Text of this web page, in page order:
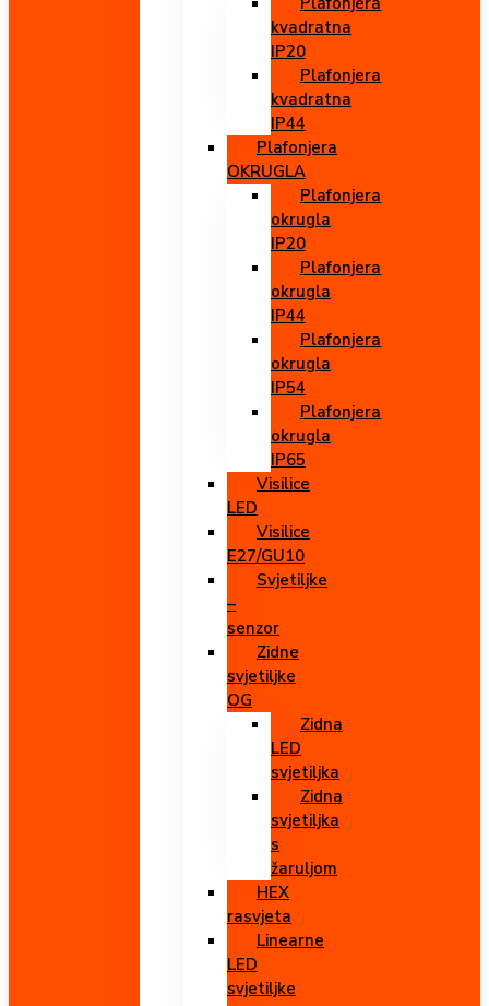
kvadratna
IP20
Plafonjera
kvadratna
IP44
Plafonjera
OKRUGLA
Plafonjera
okrugla
IP20
Plafonjera
okrugla
IP44
Plafonjera
okrugla
IP54
Plafonjera
okrugla
IP65
Visilice
LED
Visilice
E27/GU10
Svjetiljke
–
senzor
Zidne
svjetiljke
OG
Zidna
LED
svjetiljka
Zidna
svjetiljka
s
žaruljom
HEX
rasvjeta
Linearne
LED
svjetiljke